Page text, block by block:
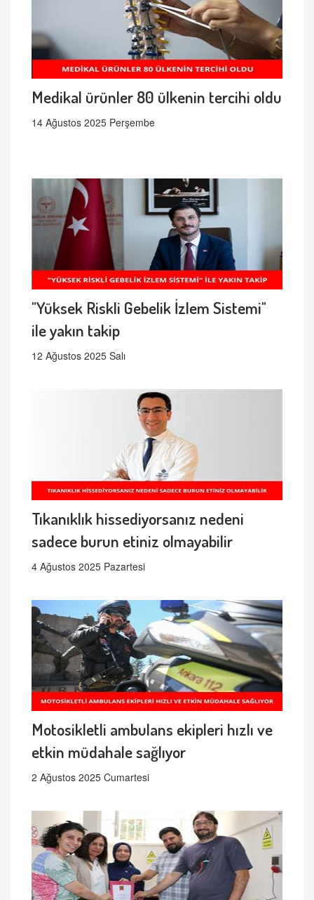
Medikal ürünler 80 ülkenin tercihi oldu
14 Ağustos 2025 Perşembe
"Yüksek Riskli Gebelik İzlem Sistemi"
ile yakın takip
12 Ağustos 2025 Salı
Tıkanıklık hissediyorsanız nedeni
sadece burun etiniz olmayabilir
4 Ağustos 2025 Pazartesi
Motosikletli ambulans ekipleri hızlı ve
etkin müdahale sağlıyor
2 Ağustos 2025 Cumartesi